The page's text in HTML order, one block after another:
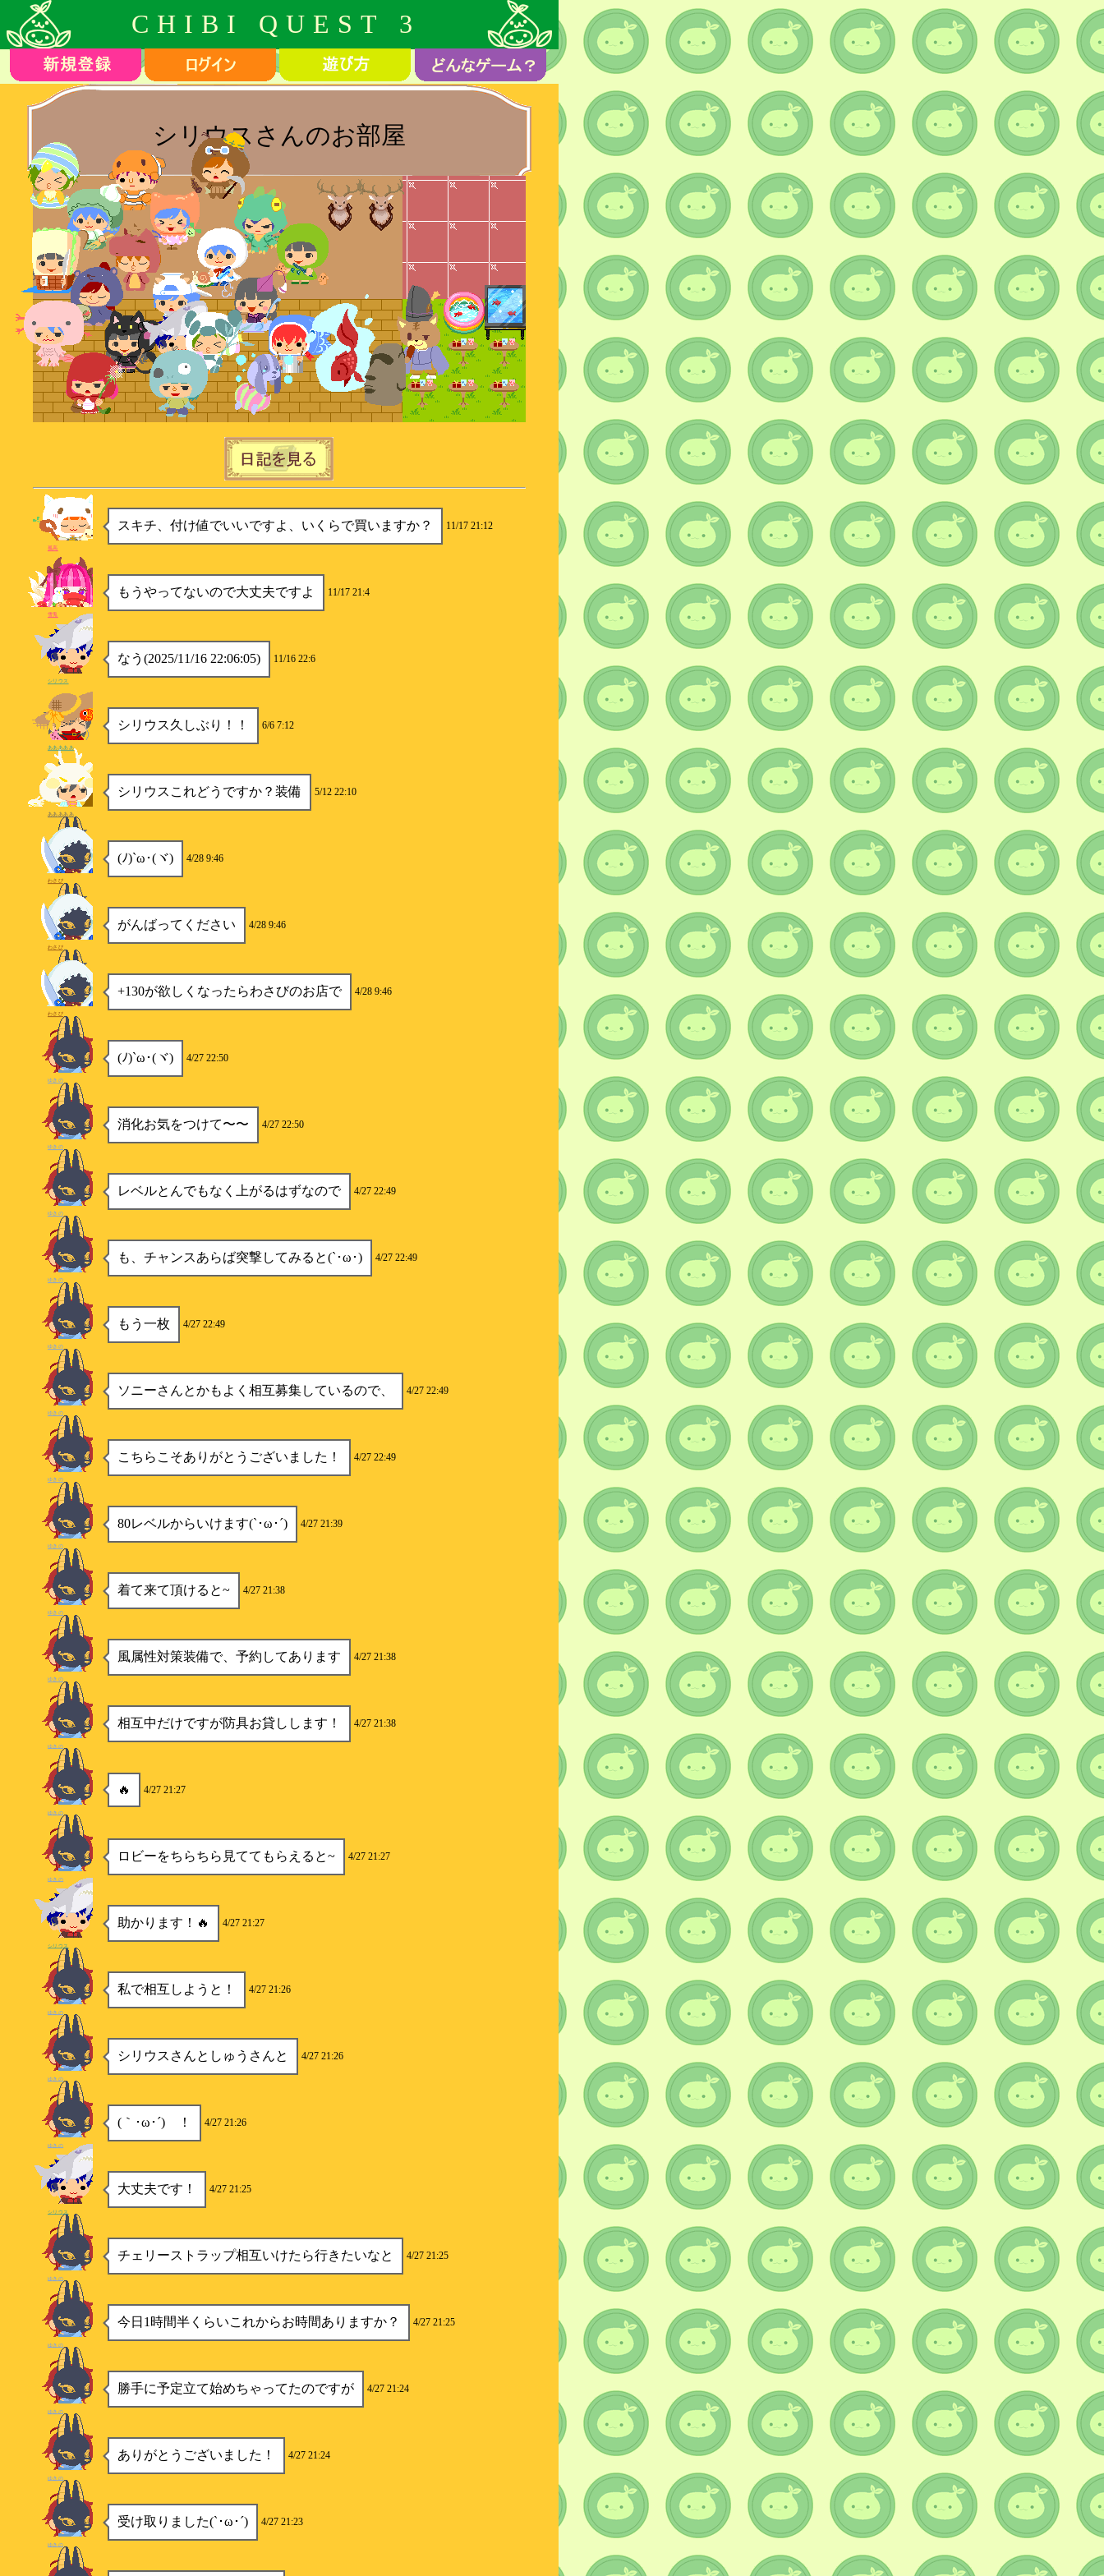
CHIBI QUEST 3
シリウスさんのお部屋
スキチ、付け値でいいですよ、いくらで買いますか？ 11/17 21:12
孤高
もうやってないので大丈夫ですよ 11/17 21:4
雪兎
なう(2025/11/16 22:06:05) 11/16 22:6
シリウス
シリウス久しぶり！！ 6/6 7:12
あああああ
シリウスこれどうですか？装備 5/12 22:10
あああああ
(ﾉ)`ω･(ヾ) 4/28 9:46
わさび
がんばってください 4/28 9:46
わさび
+130が欲しくなったらわさびのお店で 4/28 9:46
わさび
(ﾉ)`ω･(ヾ) 4/27 22:50
ゆきの
消化お気をつけて〜〜 4/27 22:50
ゆきの
レベルとんでもなく上がるはずなので 4/27 22:49
ゆきの
も、チャンスあらば突撃してみると(`･ω･) 4/27 22:49
ゆきの
もう一枚 4/27 22:49
ゆきの
ソニーさんとかもよく相互募集しているので、 4/27 22:49
ゆきの
こちらこそありがとうございました！ 4/27 22:49
ゆきの
80レベルからいけます(`･ω･´) 4/27 21:39
ゆきの
着て来て頂けると~ 4/27 21:38
ゆきの
風属性対策装備で、予約してあります 4/27 21:38
ゆきの
相互中だけですが防具お貸しします！ 4/27 21:38
ゆきの
🔥 4/27 21:27
ゆきの
ロビーをちらちら見ててもらえると~ 4/27 21:27
ゆきの
助かります！🔥 4/27 21:27
シリウス
私で相互しようと！ 4/27 21:26
ゆきの
シリウスさんとしゅうさんと 4/27 21:26
ゆきの
(｀･ω･´)ゞ！ 4/27 21:26
ゆきの
大丈夫です！ 4/27 21:25
シリウス
チェリーストラップ相互いけたら行きたいなと 4/27 21:25
ゆきの
今日1時間半くらいこれからお時間ありますか？ 4/27 21:25
ゆきの
勝手に予定立て始めちゃってたのですが 4/27 21:24
ゆきの
ありがとうございました！ 4/27 21:24
ゆきの
受け取りました(`･ω･´) 4/27 21:23
ゆきの